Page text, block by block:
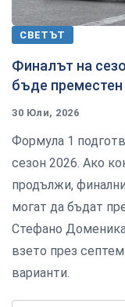
СВЕТЪТ
Финалът на
бъде
30 Юли, 2026
Формула 1
сезон 2026. Ако
продължи,
могат да бъдат
Стефано
взето през
варианти.